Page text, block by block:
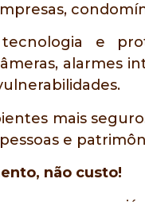
e
alarmes
mais
e
não custo!